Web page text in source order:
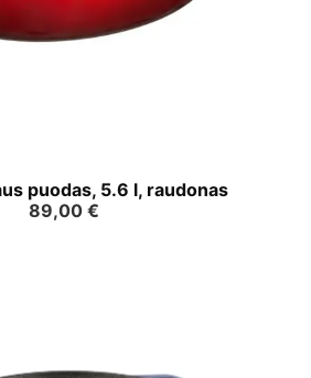
puodas, 5.6 l, raudonas
89,00 €